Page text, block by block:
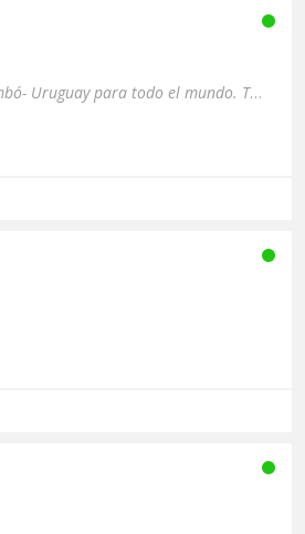
La radio de los éxitos, desde la ciudad de Tacuarembó- Uruguay para todo el mundo. The radio of hit...